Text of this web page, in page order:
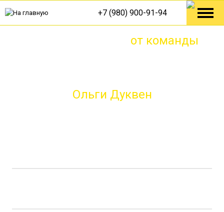
+7 (980) 900-91-94
от команды
Ольги Дуквен